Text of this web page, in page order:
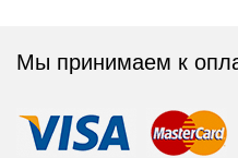
Мы принимаем к